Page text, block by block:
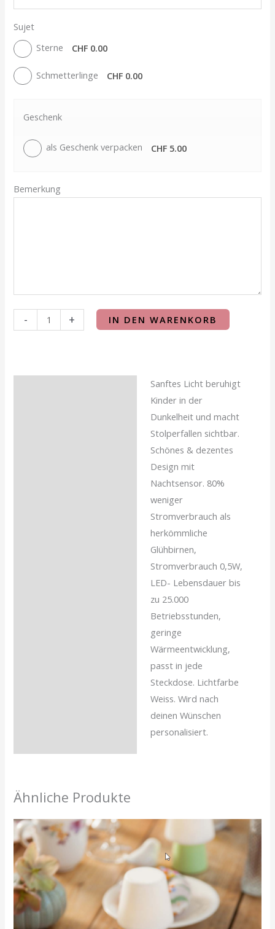
Sujet
Sterne
CHF 0.00
Schmetterlinge CHF 0.00
Geschenk
als Geschenk verpacken CHF 5.00
Bemerkung
- + IN DEN WARENKORB
Sanftes Licht beruhigt
Kinder in der
Dunkelheit und macht
Stolperfallen sichtbar.
Schönes & dezentes
Design mit
Nachtsensor. 80%
weniger
Stromverbrauch als
herkömmliche
Glühbirnen,
Stromverbrauch 0,5W,
LED- Lebensdauer bis
zu 25.000
Betriebsstunden,
geringe
Wärmeentwicklung,
passt in jede
Steckdose. Lichtfarbe
Weiss. Wird nach
deinen Wünschen
personalisiert.
Ähnliche Produkte